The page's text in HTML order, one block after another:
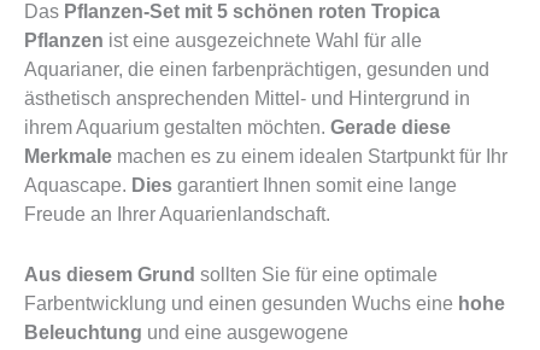
Das Pflanzen-Set mit 5 schönen roten Tropica
Pflanzen ist eine ausgezeichnete Wahl für alle
Aquarianer, die einen farbenprächtigen, gesunden und
ästhetisch ansprechenden Mittel- und Hintergrund in
ihrem Aquarium gestalten möchten. Gerade diese
Merkmale machen es zu einem idealen Startpunkt für Ihr
Aquascape. Dies garantiert Ihnen somit eine lange
Freude an Ihrer Aquarienlandschaft.
Aus diesem Grund sollten Sie für eine optimale
Farbentwicklung und einen gesunden Wuchs eine hohe
Beleuchtung und eine ausgewogene